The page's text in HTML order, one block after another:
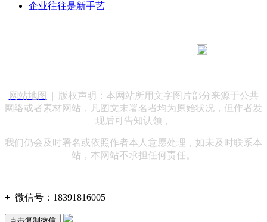
企业往往是新手艺
网站地图
| 版权声明：本网站所用文字图片部分来源于公共
网络或者素材网站，凡图文未署名者均为原始状况，但作者发
现后可告知认领，
我们仍会及时署名或依照作者本人意愿处理，如未及时联系本
站，本网站不承担任何责任。
+ 微信号： 18391816005